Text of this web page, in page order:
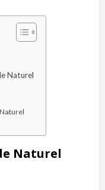
Naturel
Naturel